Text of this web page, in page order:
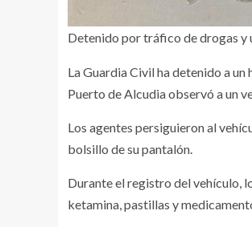
Detenido por tráfico de drogas y
La Guardia Civil ha detenido a
Puerto de Alcudia observó a un
Los agentes persiguieron al
bolsillo de su pantalón.
Durante el registro del vehículo,
ketamina, pastillas y